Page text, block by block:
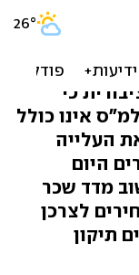
כי
אינו כולל
העלייה
היום
מדד שכר
לצרכן
תיקון